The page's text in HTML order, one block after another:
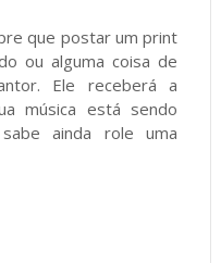
que postar um print
ou alguma coisa de
Ele receberá a
música está sendo
ainda role uma